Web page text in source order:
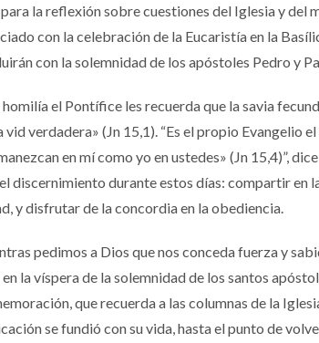
la reflexión sobre cuestiones del Iglesia y del
con la celebración de la Eucaristía en la
con la solemnidad de los apóstoles Pedro y
homilía el Pontífice les recuerda que la savia
vid verdadera» (Jn 15,1). “Es el propio Evangelio
en mí como yo en ustedes» (Jn 15,4)”,
discernimiento durante estos días: compartir en
y disfrutar de la concordia en la obediencia.
pedimos a Dios que nos conceda fuerza y
la víspera de la solemnidad de los santos
que recuerda a las columnas de la
se fundió con su vida, hasta el punto de